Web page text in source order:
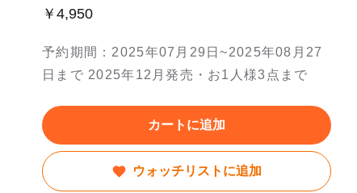
￥4,950
予約期間：2025年07月29日~2025年08月27
日まで 2025年12月発売・お1人様3点まで
カートに追加
ウォッチリストに追加